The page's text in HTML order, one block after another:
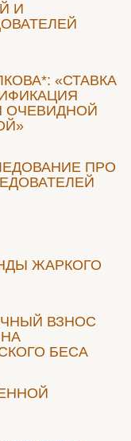
И
«СТАВКА
ОЧЕВИДНОЙ
ПРО
ЖАРКОГО
ВЗНОС
БЕСА